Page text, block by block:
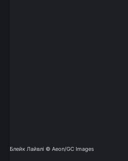
Блейк Лайвлі © Aeon/GC Images